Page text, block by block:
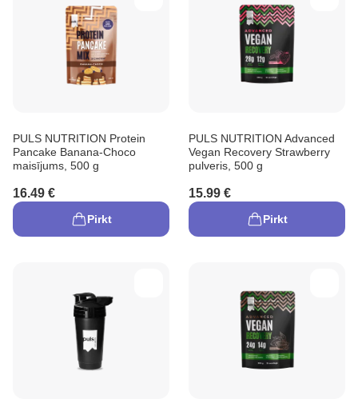
PULS NUTRITION Protein
Pancake Banana-Choco
maisījums, 500 g
16.49 €
Pirkt
PULS NUTRITION Advanced
Vegan Recovery Strawberry
pulveris, 500 g
15.99 €
Pirkt